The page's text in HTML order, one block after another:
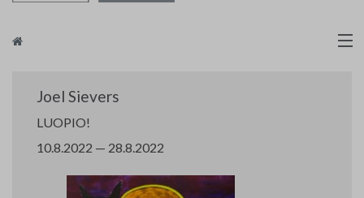
Kontakt
Joel Sievers
LUOPIO!
10.8.2022 — 28.8.2022